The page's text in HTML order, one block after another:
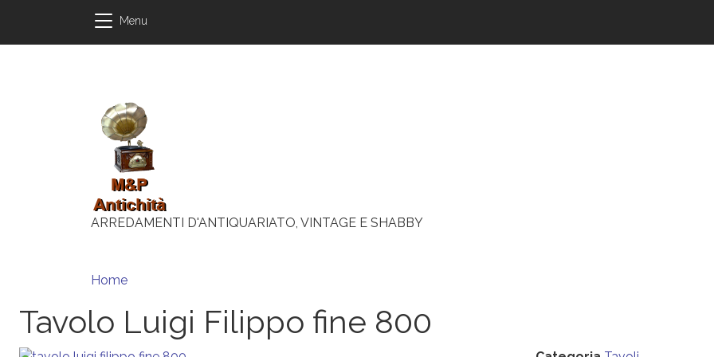
Menu
ARREDAMENTI D'ANTIQUARIATO, VINTAGE E SHABBY
Briciole di pane
Home
Tavolo Luigi Filippo fine 800